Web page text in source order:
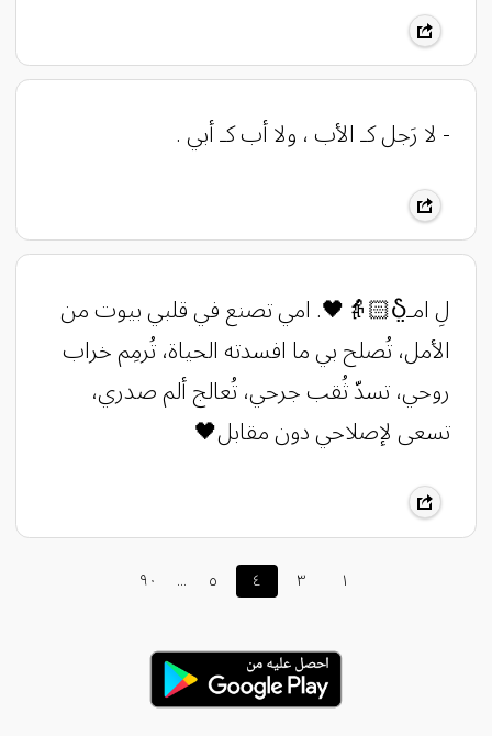
- لا رَجل كـ الأب ، ولا أب كـ أبي .
لِ امـჂ̤👵🏻🖤. امي تصنع في قلبي بيوت من
الأمل، تُصلح بي ما افسدته الحياة، تُرمِم خراب
روحي، تسدّ ثُقب جرحي، تُعالج ألم صدري،
تسعى لإصلاحي دون مقابل🖤
٩٠ ... ٥ ٤ ٣ ١